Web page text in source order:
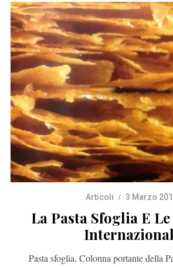
Articoli 3 Marzo
La Pasta Sfoglia E
Pasta sfoglia, Colonna portante della